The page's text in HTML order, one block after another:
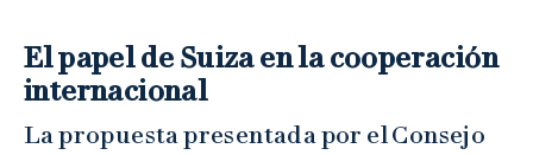
El papel de Suiza en la cooperación
internacional
La propuesta presentada por el Consejo